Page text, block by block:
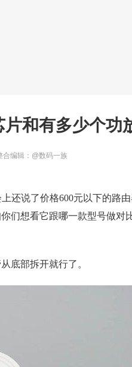
和有多少个功
合编辑： @数码一族
还说了价格600元以下的路
们想看它跟哪一款型号做对
底部拆开就行了。